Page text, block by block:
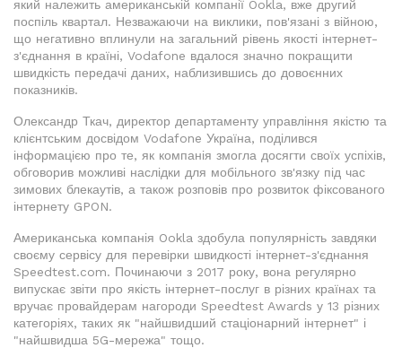
який належить американській компанії Ookla, вже другий
поспіль квартал. Незважаючи на виклики, пов'язані з війною,
що негативно вплинули на загальний рівень якості інтернет-
з'єднання в країні, Vodafone вдалося значно покращити
швидкість передачі даних, наблизившись до довоєнних
показників.
Олександр Ткач, директор департаменту управління якістю та
клієнтським досвідом Vodafone Україна, поділився
інформацією про те, як компанія змогла досягти своїх успіхів,
обговорив можливі наслідки для мобільного зв'язку під час
зимових блекаутів, а також розповів про розвиток фіксованого
інтернету GPON.
Американська компанія Ookla здобула популярність завдяки
своєму сервісу для перевірки швидкості інтернет-з'єднання
Speedtest.com. Починаючи з 2017 року, вона регулярно
випускає звіти про якість інтернет-послуг в різних країнах та
вручає провайдерам нагороди Speedtest Awards у 13 різних
категоріях, таких як "найшвидший стаціонарний інтернет" і
"найшвидша 5G-мережа" тощо.